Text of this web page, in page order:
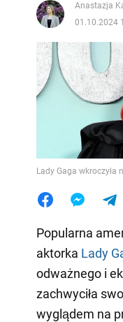
Anastazja
01.10.2024
Lady Gaga wkroczyła
Popularna
aktorka Lady
odważnego i
zachwyciła
wyglądem na